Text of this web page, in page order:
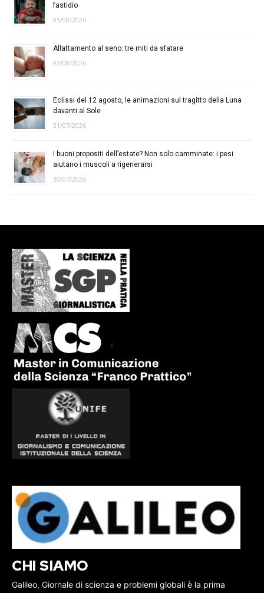
fastidio
05/08/2026
Allattamento al seno: tre miti da sfatare
03/08/2026
Eclissi del 12 agosto, le animazioni sul tragitto della Luna
davanti al Sole
31/07/2026
I buoni propositi dell’estate? Non solo camminate: i pesi
aiutano i muscoli a rigenerarsi
30/07/2026
CHI SIAMO
Galileo, Giornale di scienza e problemi globali è la prima